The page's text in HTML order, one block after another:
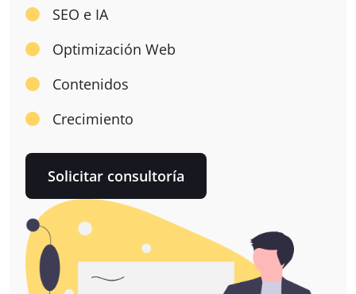
SEO e IA
Optimización Web
Contenidos
Crecimiento
Solicitar consultoría